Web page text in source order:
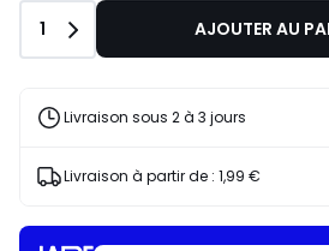
-20%
l’achat
articles
J'en
Quantité
1 AJOUTER AU
Livraison sous 2 à 3 jours
Livraison à partir de : 1,99 €